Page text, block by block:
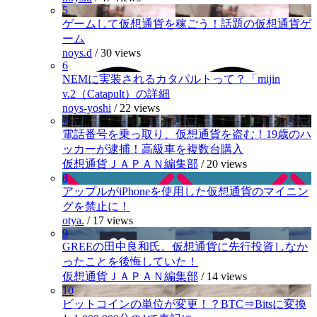
5
ゲームして仮想通貨を稼ごう！話題の仮想通貨ゲ
ーム
noys.d /30 views
6
NEMに実装されるカタパルトって？「mijin
v.2（Catapult）の詳細
noys-yoshi / 22 views
7
電話番号を乗っ取り、仮想通貨を盗む！19歳のハ
ッカーが逮捕！高級車を複数台購入
仮想通貨ＪＡＰＡＮ編集部 / 20 views
8
アップルがiPhoneを使用した仮想通貨のマイニン
グを禁止に！
otya. / 17 views
9
GREEの田中良和氏。仮想通貨に先行投資しなか
ったことを後悔していた！
仮想通貨ＪＡＰＡＮ編集部 / 14 views
10
ビットコインの単位が変更！？BTC⇒Bitsに変換